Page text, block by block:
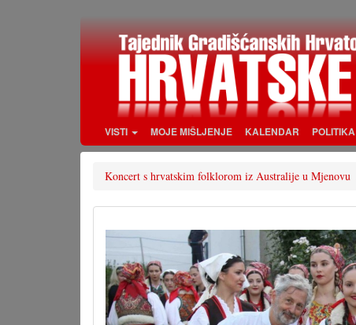
VISTI MOJE MIŠLJENJE KALENDAR POLITIKA
Koncert s hrvatskim folklorom iz Australije u Mjenovu